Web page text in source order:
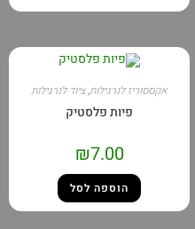
אקססוריז לנרגילות,ציוד לנרגילות
פיות פלסטיק
₪7.00
הוספה לסל